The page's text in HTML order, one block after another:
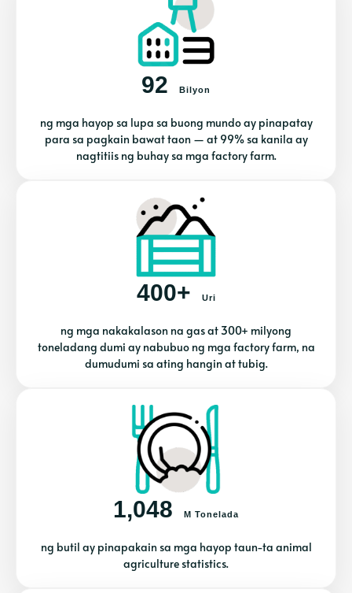
92 Bilyon
ng mga hayop sa lupa sa buong mundo ay pinapatay
para sa pagkain bawat taon — at 99% sa kanila ay
nagtitiis ng buhay sa mga factory farm.
400+ Uri
ng mga nakakalason na gas at 300+ milyong
toneladang dumi ay nabubuo ng mga factory farm, na
dumudumi sa ating hangin at tubig.
1,048 M Tonelada
ng butil ay pinapakain sa mga hayop taun-ta animal
agriculture statistics.